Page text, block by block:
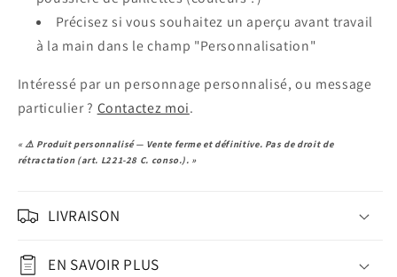
Précisez si vous souhaitez un aperçu avant travail
à la main dans le champ "Personnalisation"
Intéressé par un personnage personnalisé, ou message
particulier ? Contactez moi.
« ⚠️ Produit personnalisé — Vente ferme et définitive. Pas de droit de
rétractation (art. L221-28 C. conso.). »
LIVRAISON
EN SAVOIR PLUS